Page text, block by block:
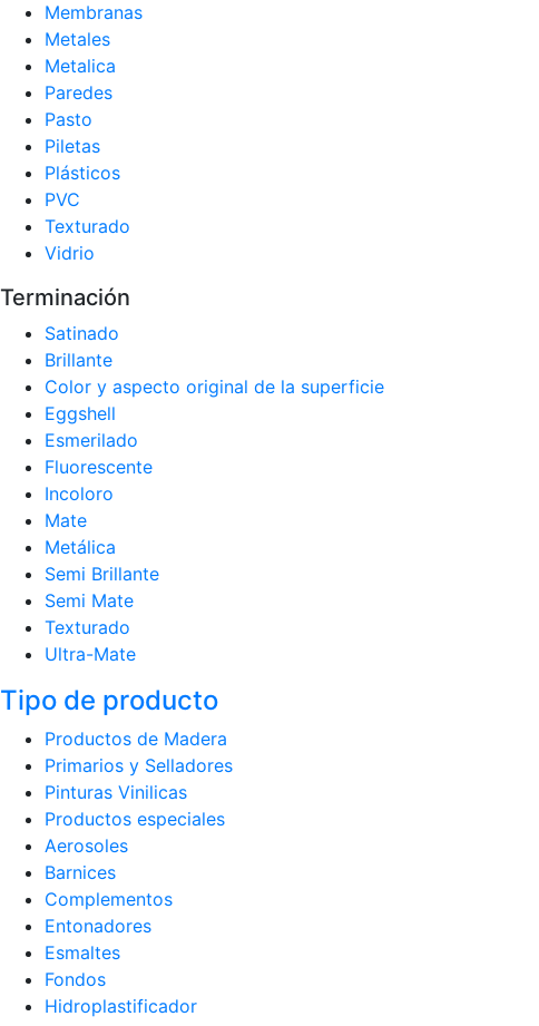
Membranas
Metales
Metalica
Paredes
Pasto
Piletas
Plásticos
PVC
Texturado
Vidrio
Terminación
Satinado
Brillante
Color y aspecto original de la superficie
Eggshell
Esmerilado
Fluorescente
Incoloro
Mate
Metálica
Semi Brillante
Semi Mate
Texturado
Ultra-Mate
Tipo de producto
Productos de Madera
Primarios y Selladores
Pinturas Vinilicas
Productos especiales
Aerosoles
Barnices
Complementos
Entonadores
Esmaltes
Fondos
Hidroplastificador